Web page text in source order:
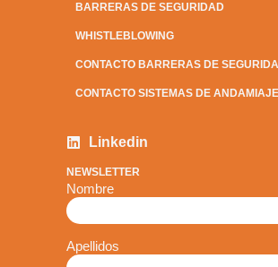
BARRERAS DE SEGURIDAD
WHISTLEBLOWING
CONTACTO BARRERAS DE
CONTACTO SISTEMAS DE ANDAMIAJE
Linkedin
NEWSLETTER
Nombre
Apellidos